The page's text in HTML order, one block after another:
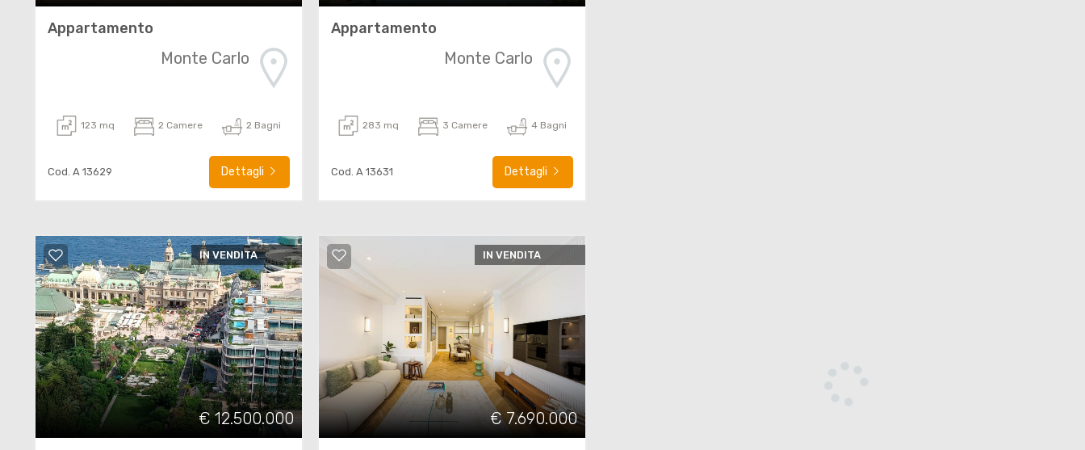
Appartamento
Monte Carlo
123 mq 2 Camere 2 Bagni
Cod. A 13629 Dettagli
Appartamento
Monte Carlo
283 mq 3 Camere 4 Bagni
Cod. A 13631 Dettagli
IN VENDITA
€ 12.500.000
IN VENDITA
€ 7.690.000